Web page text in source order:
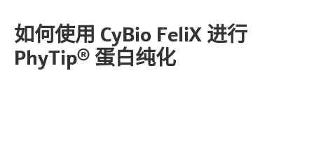
如何使用 CyBio FeliX 进行
PhyTip® 蛋白纯化